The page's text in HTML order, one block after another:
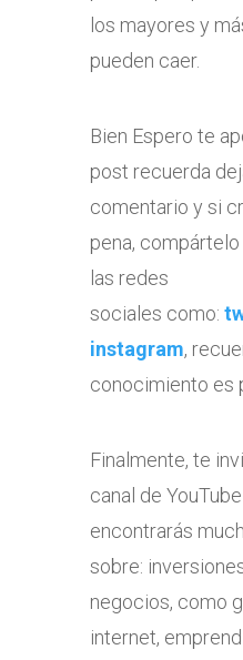
los mayores y
pueden caer.
Bien Espero te
post recuerda
comentario y si
pena,
las redes
sociales como:
instagram,
conocimiento es
Finalmente, te
canal de
encontrarás
sobre:
negocios, como
internet,